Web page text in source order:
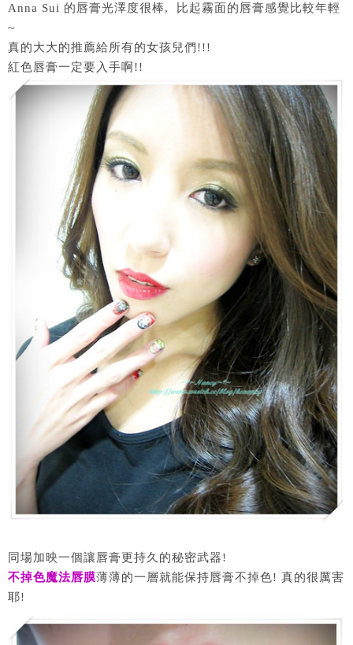
Anna Sui 的唇膏光澤度很棒, 比起霧面的唇膏感覺比較年輕
~
真的大大的推薦給所有的女孩兒們!!!
紅色唇膏一定要入手啊!!
同場加映一個讓唇膏更持久的秘密武器!
不掉色魔法唇膜薄薄的一層就能保持唇膏不掉色! 真的很厲害
耶!